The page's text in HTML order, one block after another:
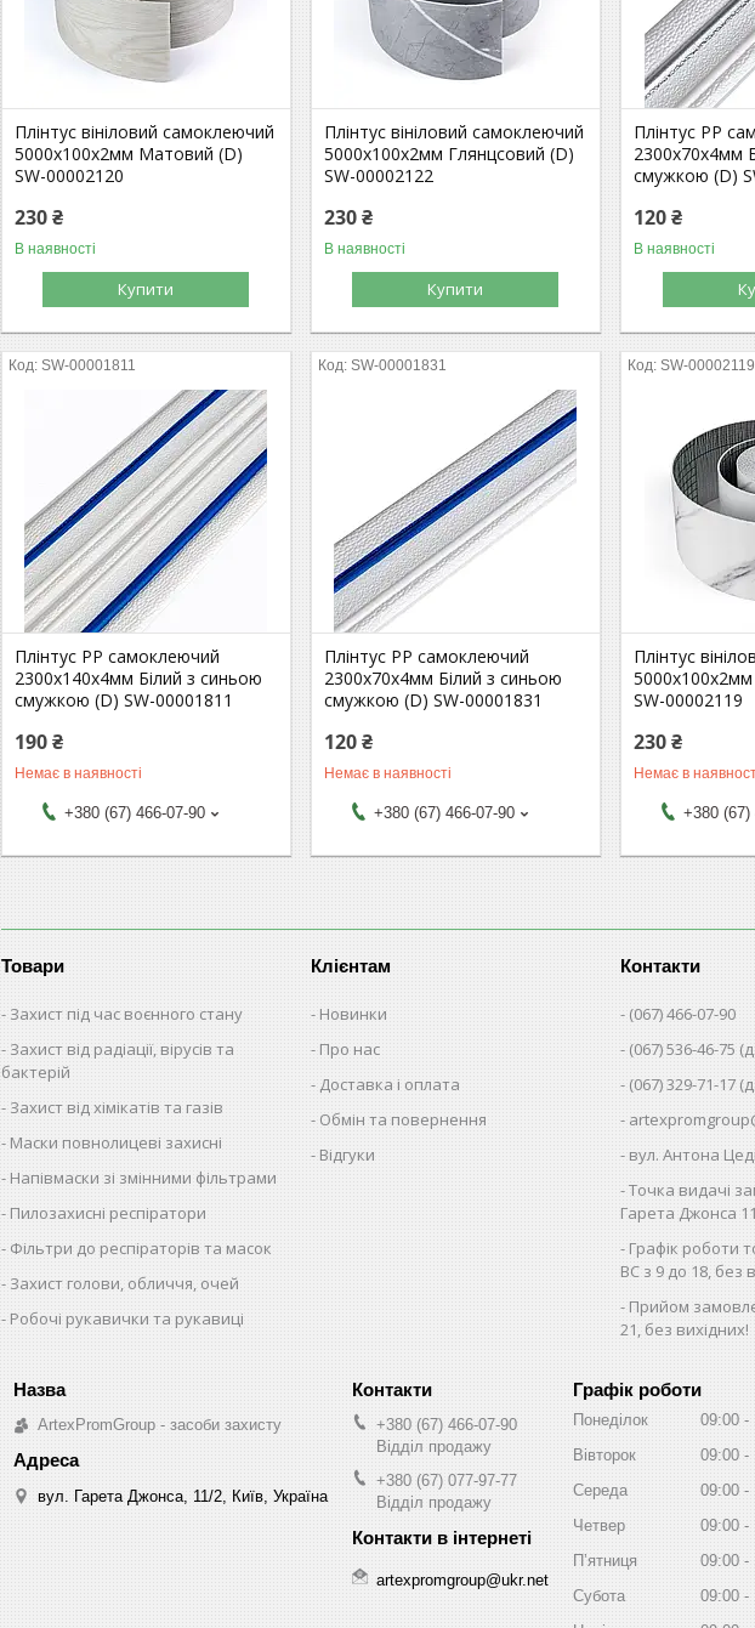
Плінтус вініловий самоклеючий
5000х100х2мм Матовий (D)
SW-00002120
230 ₴
В наявності
Купити
Плінтус вініловий самоклеючий
5000х100х2мм Глянцсовий (D)
SW-00002122
230 ₴
В наявності
Купити
Плінтус РР
2300х70х4мм
смужкою (D)
120 ₴
В наявності
SW-00001811
Плінтус РР самоклеючий
2300х140х4мм Білий з синьою
смужкою (D) SW-00001811
190 ₴
Немає в наявності
+380 (67) 466-07-90
SW-00001831
Плінтус РР самоклеючий
2300х70х4мм Білий з синьою
смужкою (D) SW-00001831
120 ₴
Немає в наявності
+380 (67) 466-07-90
SW-00002119
Плінтус
SW-00002119
230 ₴
Немає в
+380 (67)
Товари
Захист під час воєнного стану
Захист від радіації, вірусів та
бактерій
Захист від хімікатів та газів
Маски повнолицеві захисні
Напівмаски зі змінними фільтрами
Пилозахисні респіратори
Фільтри до респіраторів та масок
Захист голови, обличчя, очей
Робочі рукавички та рукавиці
Клієнтам
Новинки
Про нас
Доставка і оплата
Обмін та повернення
Відгуки
Контакти
(067) 466-07-90
(067) 536-46-75
(067) 329-71-17
вул. Антона
Точка видачі
Гарета Джонса
Графік роботи
ВС з 9 до 18, без
Прийом
21, без вихідних!
ArtexPromGroup - засоби захисту
вул. Гарета Джонса, 11/2, Київ, Україна
+380 (67) 466-07-90
Відділ продажу
+380 (67) 077-97-77
Відділ продажу
artexpromgroup@ukr.net
Графік роботи
Понеділок 09:00
Вівторок
09:00
Середа
09:00
Четвер
09:00
Пʼятниця
09:00
Субота
09:00